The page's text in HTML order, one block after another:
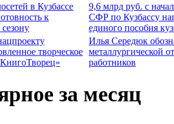
в Кузбассе
к
9,6 млрд руб. с
СФР по Кузбассу
единого пособия
творческое
Илья Середюк
металлургической
работников
за месяц